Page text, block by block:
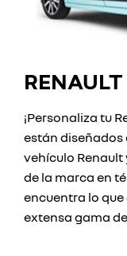
¡Personaliza tu
están
vehículo Renault
de la marca en
encuentra lo
extensa gama